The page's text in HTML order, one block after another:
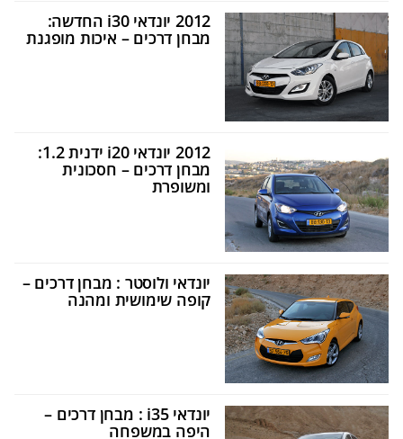
2012 יונדאי i30 החדשה:
מבחן דרכים – איכות מופגנת
2012 יונדאי i20 ידנית 1.2:
מבחן דרכים – חסכונית
ומשופרת
יונדאי ולוסטר : מבחן דרכים –
קופה שימושית ומהנה
יונדאי i35 : מבחן דרכים –
היפה במשפחה